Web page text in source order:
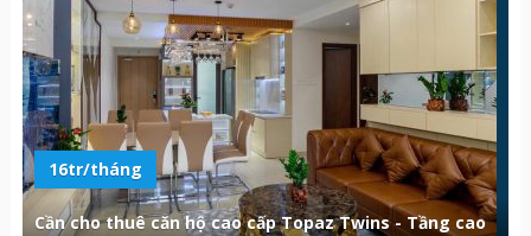
16tr/tháng
Cần cho thuê căn hộ cao cấp Topaz Twins - Tầng cao